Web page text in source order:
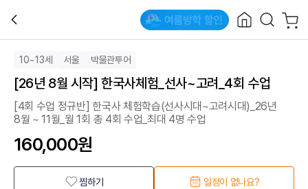
10~13세 서울 박물관투어
[26년 8월 시작] 한국사체험_선사~고려_4회 수업
[4회 수업 정규반] 한국사 체험학습(선사시대~고려시대)_26년
8월 ~ 11월_월 1회 총 4회 수업_최대 4명 수업
160,000원
찜하기 일정이 없나요?